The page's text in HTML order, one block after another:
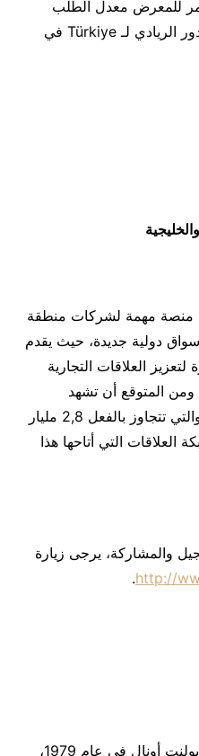
للمعرض معدل الطلب
القوي الذي تشهده الصناعة والدور الريادي لـ Türkiye في
منصة مهمة لشركات منطقة
دولية جديدة، حيث يقدم
العلاقات التجارية
ومن المتوقع أن تشهد
صادرات السجاد من Türkiye، والتي تتجاوز بالفعل 2,8 مليار
العلاقات التي أتاحها هذا
والمشاركة، يرجى زيارة
http://
.
تأسست شركة Tüyap على يد بولنت أونال في عام 1979،